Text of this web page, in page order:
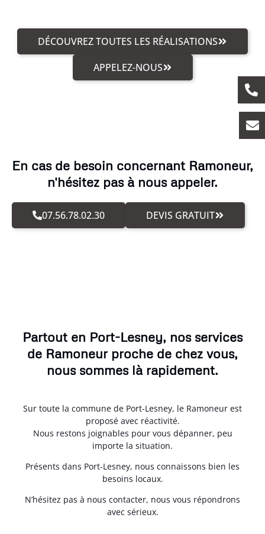
DÉCOUVREZ TOUTES LES RÉALISATIONS
APPELEZ-NOUS
En cas de besoin concernant Ramoneur,
n'hésitez pas à nous appeler.
07.56.78.02.30 DEVIS GRATUIT
Partout en Port-Lesney, nos services
de Ramoneur proche de chez vous,
nous sommes là rapidement.
Sur toute la commune de Port-Lesney, le Ramoneur est
proposé avec réactivité.
Nous restons joignables pour vous dépanner, peu
importe la situation.
Présents dans Port-Lesney, nous connaissons bien les
besoins locaux.
N’hésitez pas à nous contacter, nous vous répondrons
avec sérieux.